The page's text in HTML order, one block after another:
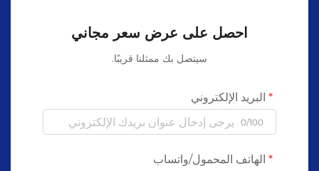
احصل على عرض سعر مجاني
سيتصل بك ممثلنا قريبًا.
البريد الإلكتروني
0/100
الهاتف المحمول/واتساب